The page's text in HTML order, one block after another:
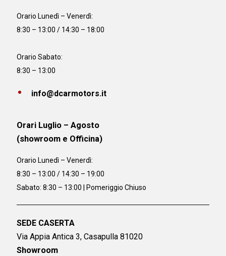
Orario Lunedì – Venerdì:
8:30 – 13:00 / 14:30 – 18:00
Orario Sabato:
8:30 – 13:00
info@dcarmotors.it
Orari Luglio – Agosto
(showroom e Officina)
Orario Lunedì – Venerdì:
8:30 – 13:00 / 14:30 – 19:00
Sabato: 8:30 – 13:00 | Pomeriggio Chiuso
SEDE CASERTA
Via Appia Antica 3, Casapulla 81020
Showroom